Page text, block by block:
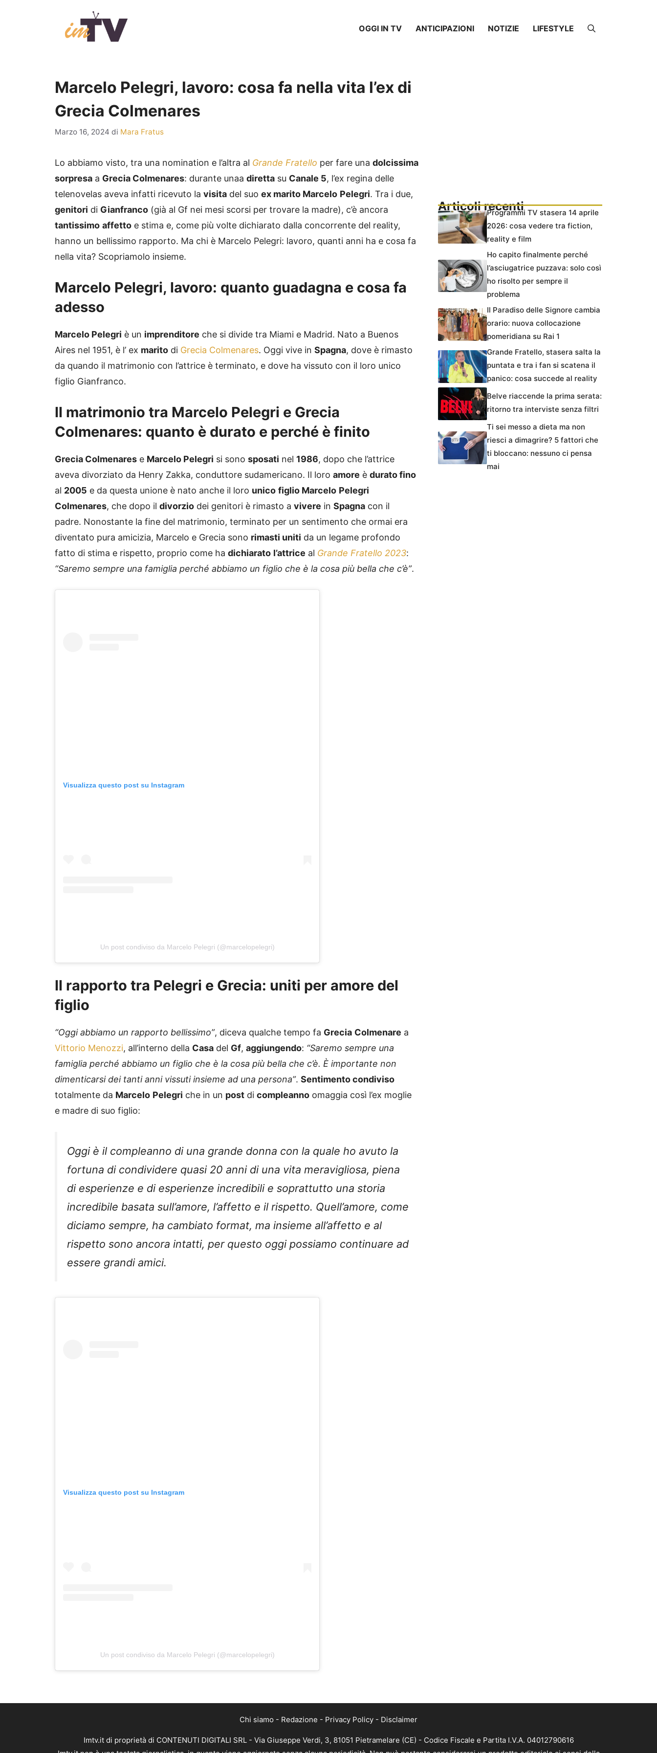
OGGI IN TV ANTICIPAZIONI NOTIZIE LIFESTYLE
Marcelo Pelegri, lavoro: cosa fa nella vita l’ex di
Grecia Colmenares
Marzo 16, 2024 di Mara Fratus
Lo abbiamo visto, tra una nomination e l’altra al Grande Fratello per fare una dolcissima
sorpresa a Grecia Colmenares: durante unaa diretta su Canale 5, l’ex regina delle
telenovelas aveva infatti ricevuto la visita del suo ex marito Marcelo Pelegri. Tra i due,
genitori di Gianfranco (già al Gf nei mesi scorsi per trovare la madre), c’è ancora
tantissimo affetto e stima e, come più volte dichiarato dalla concorrente del reality,
hanno un bellissimo rapporto. Ma chi è Marcelo Pelegri: lavoro, quanti anni ha e cosa fa
nella vita? Scopriamolo insieme.
Marcelo Pelegri, lavoro: quanto guadagna e cosa fa
adesso
Marcelo Pelegri è un imprenditore che si divide tra Miami e Madrid. Nato a Buenos
Aires nel 1951, è l’ ex marito di Grecia Colmenares. Oggi vive in Spagna, dove è rimasto
da quando il matrimonio con l’attrice è terminato, e dove ha vissuto con il loro unico
figlio Gianfranco.
Il matrimonio tra Marcelo Pelegri e Grecia
Colmenares: quanto è durato e perché è finito
Grecia Colmenares e Marcelo Pelegri si sono sposati nel 1986, dopo che l’attrice
aveva divorziato da Henry Zakka, conduttore sudamericano. Il loro amore è durato fino
al 2005 e da questa unione è nato anche il loro unico figlio Marcelo Pelegri
Colmenares, che dopo il divorzio dei genitori è rimasto a vivere in Spagna con il
padre. Nonostante la fine del matrimonio, terminato per un sentimento che ormai era
diventato pura amicizia, Marcelo e Grecia sono rimasti uniti da un legame profondo
fatto di stima e rispetto, proprio come ha dichiarato l’attrice al Grande Fratello 2023:
“Saremo sempre una famiglia perché abbiamo un figlio che è la cosa più bella che c’è”.
Visualizza questo post su Instagram
Un post condiviso da Marcelo Pelegri (@marcelopelegri)
Il rapporto tra Pelegri e Grecia: uniti per amore del
figlio
“Oggi abbiamo un rapporto bellissimo”, diceva qualche tempo fa Grecia Colmenare a
Vittorio Menozzi, all’interno della Casa del Gf, aggiungendo: “Saremo sempre una
famiglia perché abbiamo un figlio che è la cosa più bella che c’è. È importante non
dimenticarsi dei tanti anni vissuti insieme ad una persona”. Sentimento condiviso
totalmente da Marcelo Pelegri che in un post di compleanno omaggia così l’ex moglie
e madre di suo figlio:
Oggi è il compleanno di una grande donna con la quale ho avuto la
fortuna di condividere quasi 20 anni di una vita meravigliosa, piena
di esperienze e di esperienze incredibili e soprattutto una storia
incredibile basata sull’amore, l’affetto e il rispetto. Quell’amore, come
diciamo sempre, ha cambiato format, ma insieme all’affetto e al
rispetto sono ancora intatti, per questo oggi possiamo continuare ad
essere grandi amici.
Visualizza questo post su Instagram
Un post condiviso da Marcelo Pelegri (@marcelopelegri)
Articoli recentiProgrammi TV stasera 14 aprile
2026: cosa vedere tra fiction,
reality e film
Ho capito finalmente perché
l’asciugatrice puzzava: solo così
ho risolto per sempre il
problema
Il Paradiso delle Signore cambia
orario: nuova collocazione
pomeridiana su Rai 1
Grande Fratello, stasera salta la
puntata e tra i fan si scatena il
panico: cosa succede al reality
Belve riaccende la prima serata:
ritorno tra interviste senza filtri
Ti sei messo a dieta ma non
riesci a dimagrire? 5 fattori che
ti bloccano: nessuno ci pensa
mai
Chi siamo - Redazione - Privacy Policy - Disclaimer
Imtv.it di proprietà di CONTENUTI DIGITALI SRL - Via Giuseppe Verdi, 3, 81051 Pietramelare (CE) - Codice Fiscale e Partita I.V.A. 04012790616